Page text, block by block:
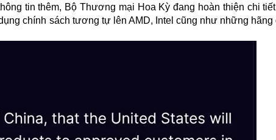
tin thêm, Bộ Thương mại Hoa Kỳ đang hoàn thiện chi
chính sách tương tự lên AMD, Intel cũng như những hãng